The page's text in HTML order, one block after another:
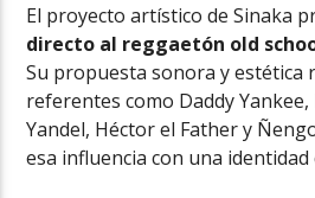
El proyecto artístico de Sinaka
directo al reggaetón old
Su propuesta sonora y estética
referentes como Daddy
Yandel, Héctor el Father y
esa influencia con una